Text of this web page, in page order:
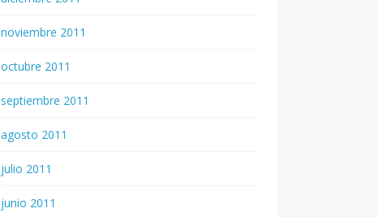
noviembre 2011
octubre 2011
septiembre 2011
agosto 2011
julio 2011
junio 2011